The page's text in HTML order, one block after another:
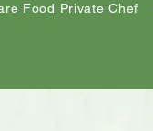
Food Private Chef